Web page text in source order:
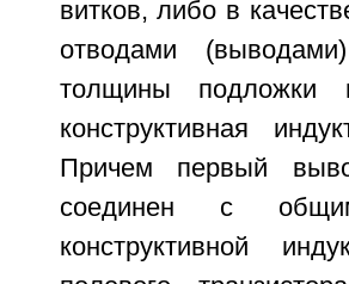
витков, либо в
отводами
толщины
конструктивная
Причем первый
соединен с
конструктивной